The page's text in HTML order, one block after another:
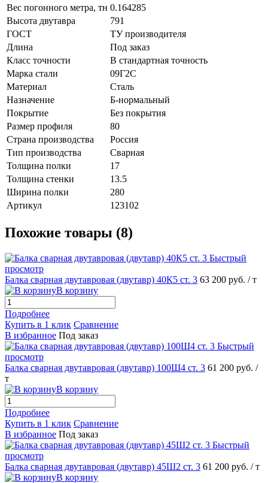
Вес погонного метра, тн 0.164285
Высота двутавра
791
ГОСТ
ТУ производителя
Длина
Под заказ
Класс точности
В стандартная точность
Марка стали
09Г2С
Материал
Сталь
Назначение
Б-нормальный
Покрытие
Без покрытия
Размер профиля
80
Страна производства
Россия
Тип производства
Сварная
Толщина полки
17
Толщина стенки
13.5
Ширина полки
280
Артикул
123102
Похожие товары (8)
Быстрый
просмотр
Балка сварная двутавровая (двутавр) 40К5 ст. 3 63 200 руб. / т
В корзину
Подробнее
Купить в 1 клик Сравнение
В избранное Под заказ
Быстрый
просмотр
Балка сварная двутавровая (двутавр) 100Ш4 ст. 3 61 200 руб. /
т
В корзину
Подробнее
Купить в 1 клик Сравнение
В избранное Под заказ
Быстрый
просмотр
Балка сварная двутавровая (двутавр) 45Ш2 ст. 3 61 200 руб. / т
В корзину